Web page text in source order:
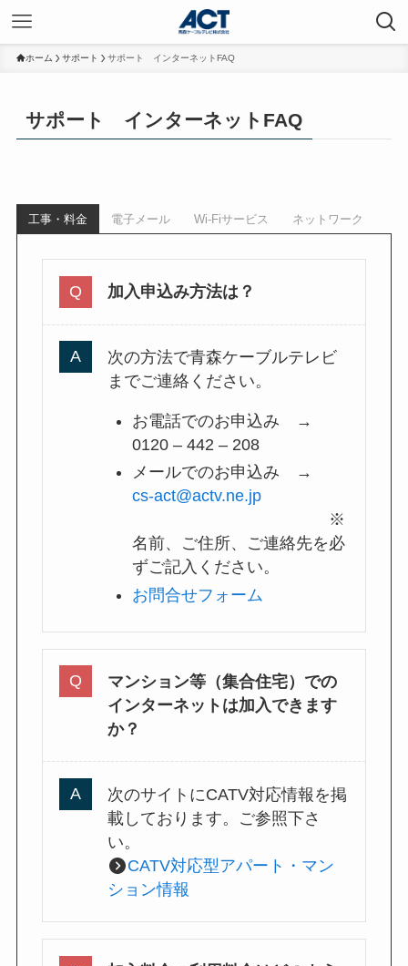
ホーム サポート サポート インターネットFAQ
サポート インターネットFAQ
工事・料金 電子メール Wi-Fiサービス ネットワーク
加入申込み方法は？
次の方法で青森ケーブルテレビ
までご連絡ください。
お電話でのお申込み →
0120 – 442 – 208
メールでのお申込み →
cs-act@actv.ne.jp
※
名前、ご住所、ご連絡先を必
ずご記入ください。
お問合せフォーム
マンション等（集合住宅）での
インターネットは加入できます
か？
次のサイトにCATV対応情報を掲
載しております。ご参照下さ
い。
CATV対応型アパート・マン
ション情報